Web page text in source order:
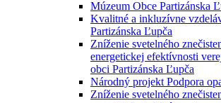
Múzeum Obce Partizánska
Kvalitné a inkluzívne
Partizánska Ľupča
Zníženie svetelného
energetickej efektívnosti
obci Partizánska Ľupča
Národný projekt Podpora
Zníženie svetelného